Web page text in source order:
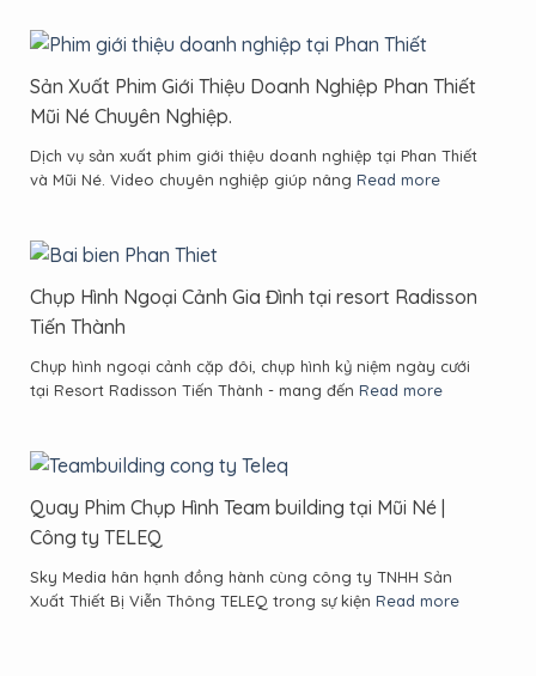
Sản Xuất Phim Giới Thiệu Doanh Nghiệp Phan Thiết
Mũi Né Chuyên Nghiệp.
Dịch vụ sản xuất phim giới thiệu doanh nghiệp tại Phan Thiết
và Mũi Né. Video chuyên nghiệp giúp nâng Read more
Chụp Hình Ngoại Cảnh Gia Đình tại resort Radisson
Tiến Thành
Chụp hình ngoại cảnh cặp đôi, chụp hình kỷ niệm ngày cưới
tại Resort Radisson Tiến Thành - mang đến Read more
Quay Phim Chụp Hình Team building tại Mũi Né |
Công ty TELEQ
Sky Media hân hạnh đồng hành cùng công ty TNHH Sản
Xuất Thiết Bị Viễn Thông TELEQ trong sự kiện Read more